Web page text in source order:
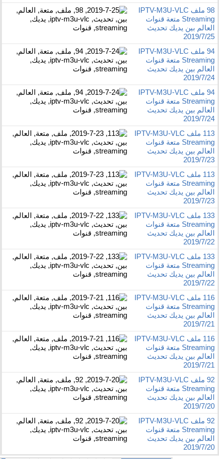
98 ملف IPTV-M3U-VLC
Streaming متعة قنوات
العالم بين يديك تحديث
2019/7/25
94 ملف IPTV-M3U-VLC
Streaming متعة قنوات
العالم بين يديك تحديث
2019/7/24
94 ملف IPTV-M3U-VLC
Streaming متعة قنوات
العالم بين يديك تحديث
2019/7/24
113 ملف IPTV-M3U-VLC
Streaming متعة قنوات
العالم بين يديك تحديث
2019/7/23
113 ملف IPTV-M3U-VLC
Streaming متعة قنوات
العالم بين يديك تحديث
2019/7/23
133 ملف IPTV-M3U-VLC
Streaming متعة قنوات
العالم بين يديك تحديث
2019/7/22
133 ملف IPTV-M3U-VLC
Streaming متعة قنوات
العالم بين يديك تحديث
2019/7/22
116 ملف IPTV-M3U-VLC
Streaming متعة قنوات
العالم بين يديك تحديث
2019/7/21
116 ملف IPTV-M3U-VLC
Streaming متعة قنوات
العالم بين يديك تحديث
2019/7/21
92 ملف IPTV-M3U-VLC
Streaming متعة قنوات
العالم بين يديك تحديث
2019/7/20
92 ملف IPTV-M3U-VLC
Streaming متعة قنوات
العالم بين يديك تحديث
2019/7/20